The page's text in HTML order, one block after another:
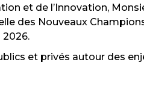
et de l’Innovation,
des Nouveaux
2026.
et privés autour des